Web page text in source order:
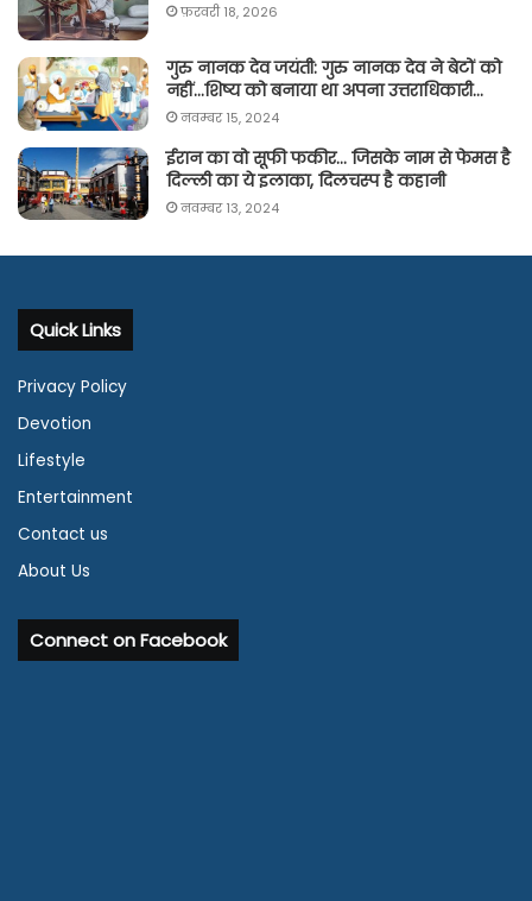
फ़रवरी 18, 2026
गुरु नानक देव जयंती: गुरु नानक देव ने बेटों को
नहीं…शिष्य को बनाया था अपना उत्तराधिकारी…
नवम्बर 15, 2024
ईरान का वो सूफी फकीर… जिसके नाम से फेमस है
दिल्ली का ये इलाका, दिलचस्प है कहानी
नवम्बर 13, 2024
Quick Links
Privacy Policy
Devotion
Lifestyle
Entertainment
Contact us
About Us
Connect on Facebook